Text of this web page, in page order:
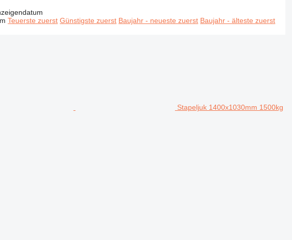
Teuerste zuerst Günstigste zuerst Baujahr - neueste zuerst Baujahr - älteste zuerst
Stapeljuk 1400x1030mm 1500kg